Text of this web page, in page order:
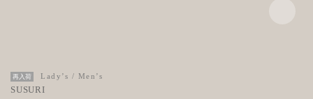
再入荷 Lady’s / Men’s
SUSURI